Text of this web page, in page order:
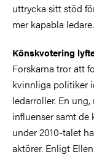
uttrycka sitt stöd
mer kapabla ledare.
Könskvotering
Forskarna tror att
kvinnliga politiker
ledarroller. En
influenser samt
under 2010-talet
aktörer. Enligt